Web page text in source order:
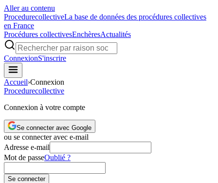
Aller au contenu
ProcedurecollectiveLa base de données des procédures collectives
en France
Procédures collectivesEnchèresActualités
ConnexionS'inscrire
Accueil›Connexion
Procedurecollective
Connexion à votre compte
Se connecter avec Google
ou se connecter avec e-mail
Adresse e-mail
Mot de passeOublié ?
Se connecter